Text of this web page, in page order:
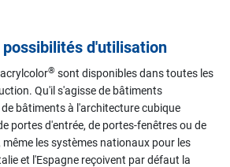
possibilités d'utilisation
® sont disponibles dans toutes les
Qu'il s'agisse de bâtiments
bâtiments à l'architecture cubique
portes d'entrée, de portes-fenêtres ou de
les systèmes nationaux pour les
et l'Espagne reçoivent par défaut la